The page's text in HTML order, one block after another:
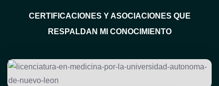
CERTIFICACIONES Y ASOCIACIONES QUE
RESPALDAN MI CONOCIMIENTO